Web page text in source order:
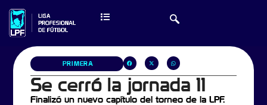
PRIMERA
Se cerró la jornada 11
Finalizó un nuevo capítulo del torneo de la LPF.